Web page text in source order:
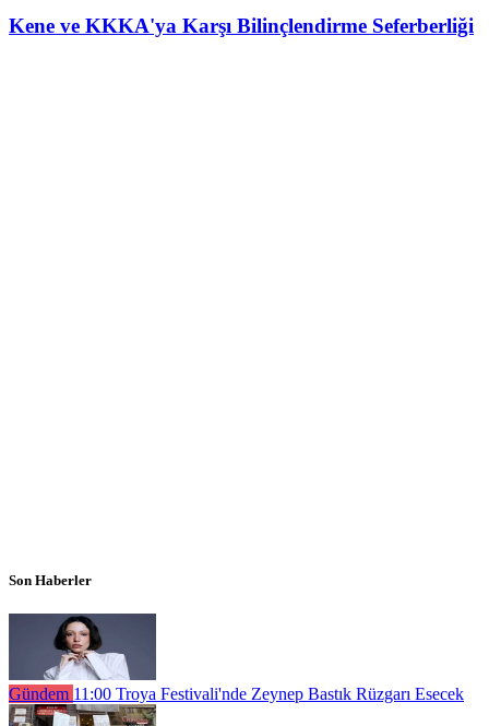
Kene ve KKKA'ya Karşı Bilinçlendirme Seferberliği
Son Haberler
Gündem 11:00 Troya Festivali'nde Zeynep Bastık Rüzgarı Esecek